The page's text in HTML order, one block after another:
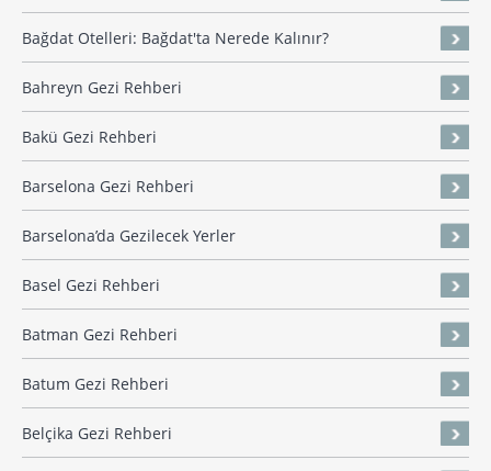
Bağdat Otelleri: Bağdat'ta Nerede Kalınır?
Bahreyn Gezi Rehberi
Bakü Gezi Rehberi
Barselona Gezi Rehberi
Barselona’da Gezilecek Yerler
Basel Gezi Rehberi
Batman Gezi Rehberi
Batum Gezi Rehberi
Belçika Gezi Rehberi